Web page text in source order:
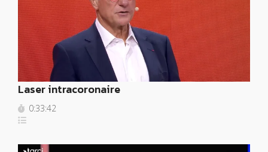
Laser intracoronaire
0:33:42